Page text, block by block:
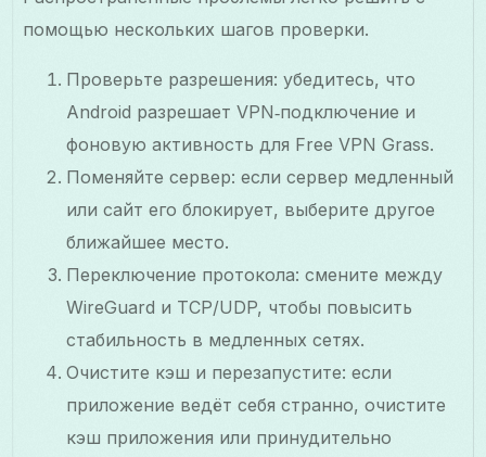
помощью нескольких шагов проверки.
Проверьте разрешения: убедитесь, что
Android разрешает VPN‑подключение и
фоновую активность для Free VPN Grass.
Поменяйте сервер: если сервер медленный
или сайт его блокирует, выберите другое
ближайшее место.
Переключение протокола: смените между
WireGuard и TCP/UDP, чтобы повысить
стабильность в медленных сетях.
Очистите кэш и перезапустите: если
приложение ведёт себя странно, очистите
кэш приложения или принудительно